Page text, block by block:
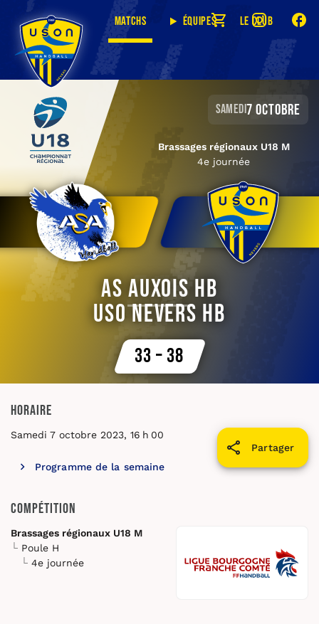
Matchs Équipes Le club
samedi7 octobre
Brassages régionaux U18 M
4e journée
AS Auxois HB
USO Nevers HB
33 – 38
Horaire
Partager
Samedi 7 octobre 2023, 16 h 00
Programme de la semaine
Compétition
Brassages régionaux U18 M
Poule H
4e journée